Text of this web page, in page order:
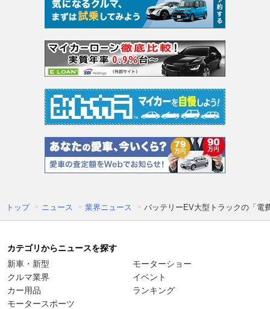
トップ ニュース 業界ニュース バッテリーEV大型トラックの「
カテゴリからニュースを探す
新車・新型
クルマ業界
カー用品
モータースポーツ
モーターショー
イベント
ランキング